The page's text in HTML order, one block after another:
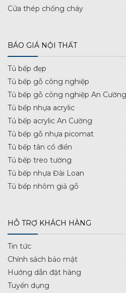
Cửa thép chống cháy
BÁO GIÁ NỘI THẤT
Tủ bếp đẹp
Tủ bếp gỗ công nghiệp
Tủ bếp gỗ công nghiệp An Cường
Tủ bếp nhựa acrylic
Tủ bếp acrylic An Cường
Tủ bếp gỗ nhựa picomat
Tủ bếp tân cổ điển
Tủ bếp treo tường
Tủ bếp nhựa Đài Loan
Tủ bếp nhôm giả gỗ
HỖ TRỢ KHÁCH HÀNG
Tin tức
Chính sách bảo mật
Hướng dẫn đặt hàng
Tuyển dụng